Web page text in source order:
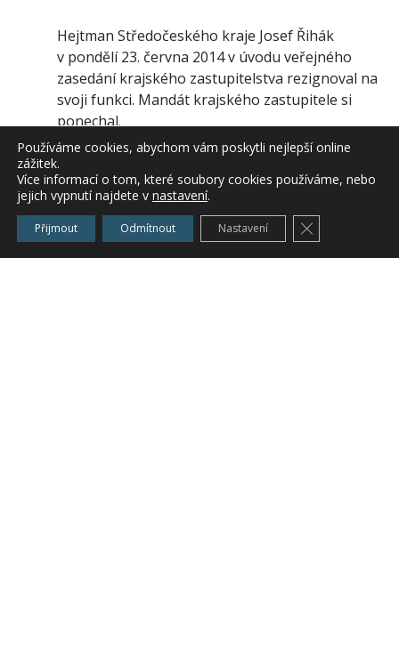
Hejtman Středočeského kraje Josef Řihák
v pondělí 23. června 2014 v úvodu veřejného
zasedání krajského zastupitelstva rezignoval na
svoji funkci. Mandát krajského zastupitele si
ponechal.
„Rozhodl jsem se v zájmu jednoty ČSSD
odstoupit z funkce hejtmana a zůstat nadále
řadovým krajským zastupitelem,“ oznámil Josef
Řihák.
Používáme cookies, abychom vám poskytli nejlepší online
zážitek.
Více informací o tom, které soubory cookies používáme, nebo
jejich vypnutí najdete v nastavení.
Přijmout Odmítnout Nastavení Zavřít cookie